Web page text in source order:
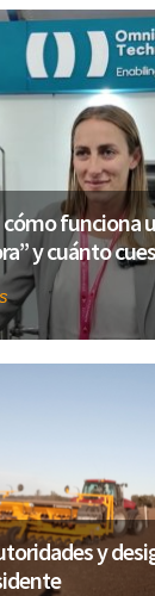
cómo funciona
y cuánto
y